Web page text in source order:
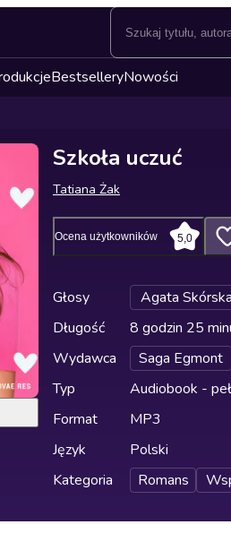
BestselleryNowości
Szkoła uczuć
Tatiana Żak
Ocena użytkowników 5,0
Głosy
Agata Skórska
Długość
8 godzin 25
Wydawca
Saga Egmont
Typ
Audiobook -
Format
MP3
Język
Polski
Kategoria
Romans